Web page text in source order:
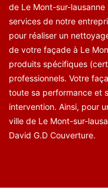
de Le Mont-sur-
services de notre
pour réaliser un
de votre façade à Le
produits spécifiques
professionnels. Votre
toute sa performance et
intervention. Ainsi, pour
ville de Le Mont-sur-
David G.D Couverture.